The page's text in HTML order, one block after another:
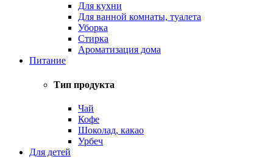
Для кухни
Для ванной комнаты, туалета
Уборка
Стирка
Ароматизация дома
Питание
Тип продукта
Чай
Кофе
Шоколад, какао
Урбеч
Для детей